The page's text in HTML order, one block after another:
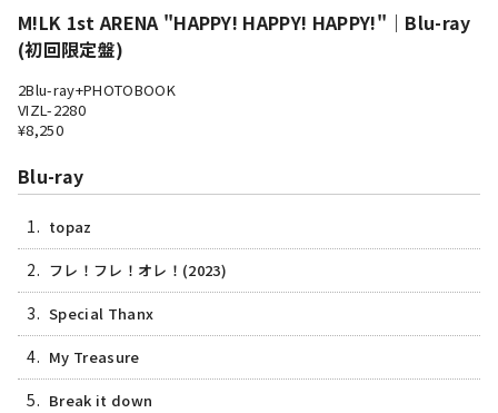
M!LK 1st ARENA "HAPPY! HAPPY! HAPPY!"｜Blu-ray
(初回限定盤)
2Blu-ray+PHOTOBOOK
VIZL-2280
¥8,250
Blu-ray
1. topaz
2. フレ！フレ！オレ！(2023)
3. Special Thanx
4. My Treasure
5. Break it down